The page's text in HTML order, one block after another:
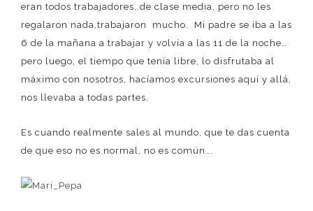
eran todos trabajadores, de clase media, pero no les
regalaron nada,trabajaron mucho. Mi padre se iba a las
6 de la mañana a trabajar y volvía a las 11 de la noche…
pero luego, el tiempo que tenía libre, lo disfrutaba al
máximo con nosotros, hacíamos excursiones aquí y allá,
nos llevaba a todas partes.
Es cuando realmente sales al mundo, que te das cuenta
de que eso no es normal, no es común….